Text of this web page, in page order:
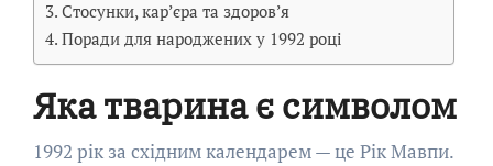
Стосунки, кар’єра та здоров’я
Поради для народжених у 1992 році
Яка тварина є символом
1992 рік за східним календарем — це Рік Мавпи.